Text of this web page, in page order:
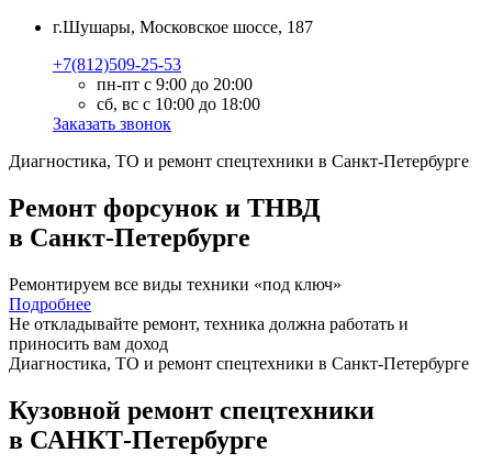
г.Шушары, Московское шоссе, 187
+7(812)509-25-53
пн-пт с 9:00 до 20:00
сб, вс с 10:00 до 18:00
Заказать звонок
Диагностика, ТО и ремонт спецтехники в Санкт-Петербурге
Ремонт форсунок и ТНВД
в Санкт-Петербурге
Ремонтируем все виды техники «под ключ»
Подробнее
Не откладывайте ремонт, техника должна работать и
приносить вам доход
Диагностика, ТО и ремонт спецтехники в Санкт-Петербурге
Кузовной ремонт спецтехники
в САНКТ-Петербурге